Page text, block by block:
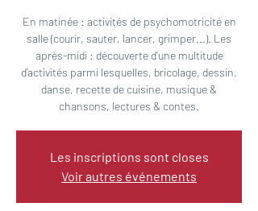
En matinée : activités de psychomotricité en
salle (courir, sauter, lancer, grimper...). Les
après-midi : découverte d’une multitude
d’activités parmi lesquelles, bricolage, dessin,
danse, recette de cuisine, musique &
chansons, lectures & contes.
Les inscriptions sont closes
Voir autres événements